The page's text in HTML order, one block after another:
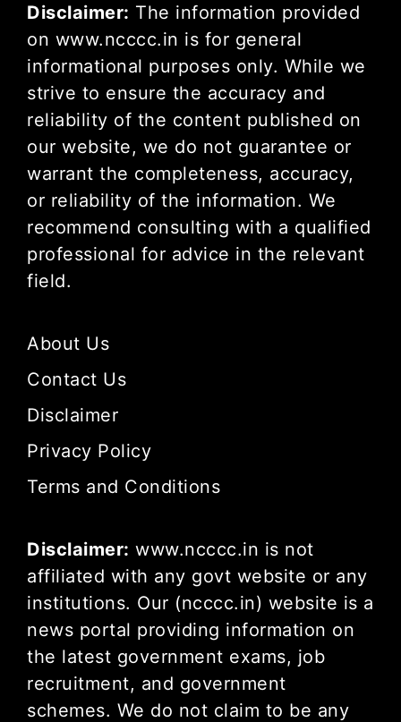
Disclaimer: The information provided
on www.ncccc.in is for general
informational purposes only. While we
strive to ensure the accuracy and
reliability of the content published on
our website, we do not guarantee or
warrant the completeness, accuracy,
or reliability of the information. We
recommend consulting with a qualified
professional for advice in the relevant
field.
About Us
Contact Us
Disclaimer
Privacy Policy
Terms and Conditions
Disclaimer: www.ncccc.in is not
affiliated with any govt website or any
institutions. Our (ncccc.in) website is a
news portal providing information on
the latest government exams, job
recruitment, and government
schemes. We do not claim to be any